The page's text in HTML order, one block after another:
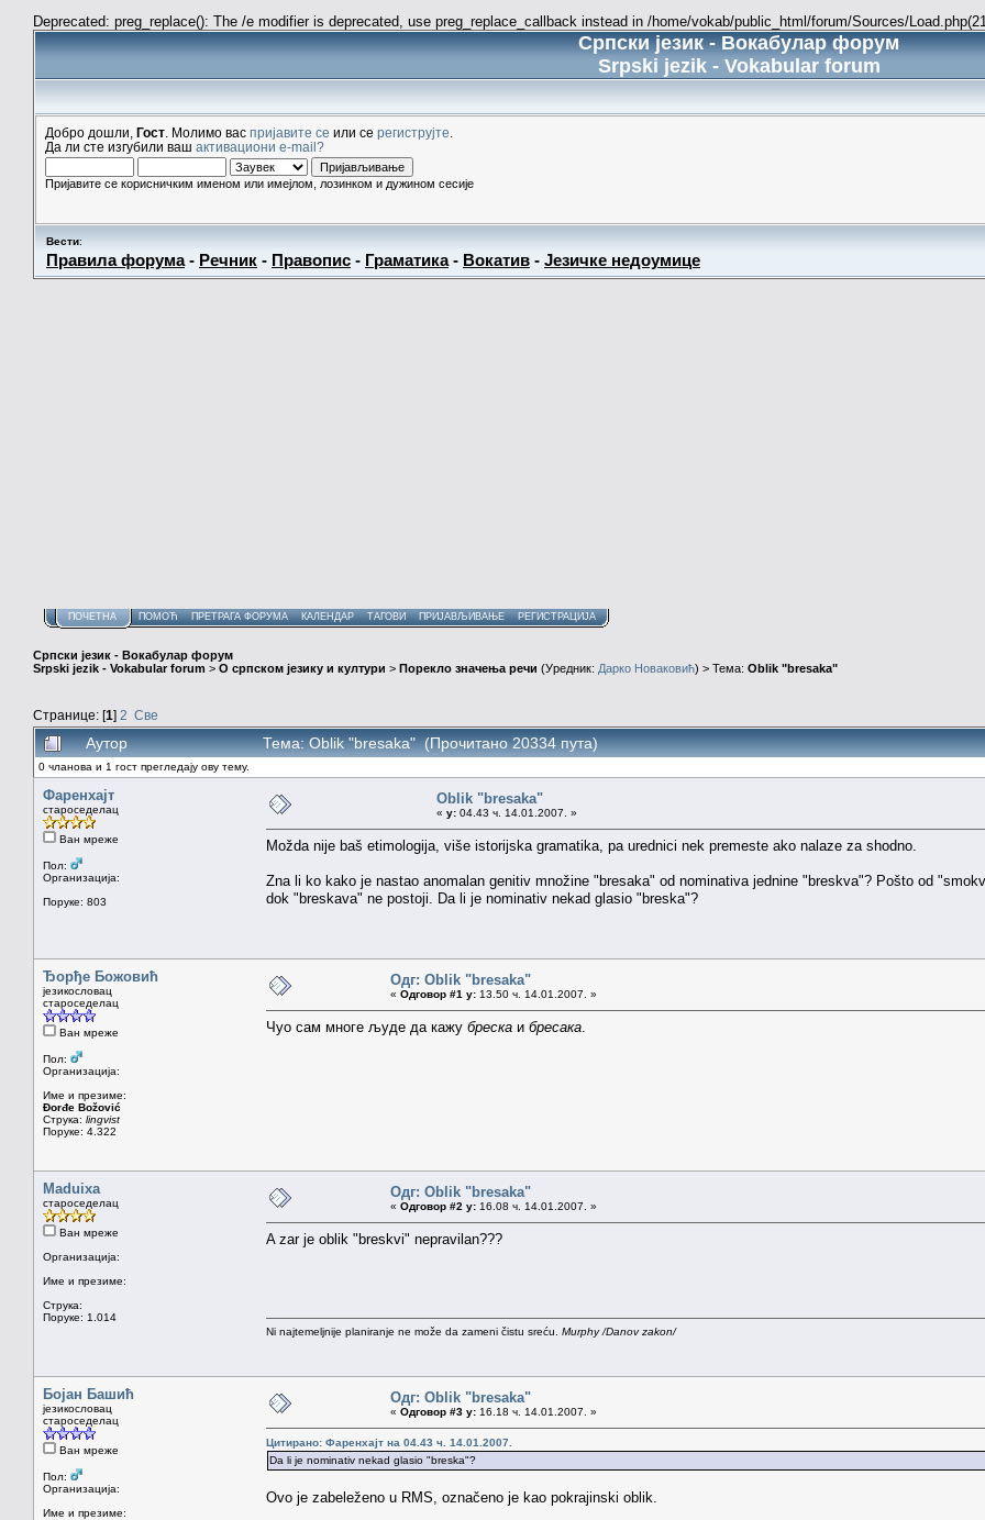
Deprecated: preg_replace(): The /e modifier is deprecated, use preg_replace_callback instead in /home/vokab/public_html/forum/Sources/
Српски језик - Вокабулар форум
Srpski jezik - Vokabular forum
Добро дошли, Гост . Молимо вас пријавите се или се региструјте
Да ли сте изгубили ваш активациони e-mail?
Пријавите се корисничким именом или имејлом, лозинком и дужином сесије
Вести:
Правила форума- Речник - Правопис - Граматика- Вокатив - Језичке недоумице
ПОЧЕТНА ПОМОЋ ПРЕТРАГА ФОРУМА КАЛЕНДАР ТАГОВИ ПРИЈАВЉИВАЊЕ РЕГИСТРАЦИЈА
Српски језик - Вокабулар форум
Srpski jezik - Vokabular forum > О српском језику и култури > Порекло значења речи (Уредник: Дарко Новаковић) > Тема: Oblik "bresaka"
Странице: [1] 2 Све
Аутор Тема: Oblik "bresaka" (Прочитано 20334 пута)
0 чланова и 1 гост прегледају ову тему.
Фаренхајт
староседелац
Ван мреже
Пол:
Организација:
Поруке: 803
Oblik "bresaka"
« у: 04.43 ч. 14.01.2007. »
Možda nije baš etimologija, više istorijska gramatika, pa urednici nek premeste ako nalaze za shodno.
Zna li ko kako je nastao anomalan genitiv množine "bresaka" od nominativa jednine "breskva"? Pošto od
dok "breskava" ne postoji. Da li je nominativ nekad glasio "breska"?
Ђорђе Божовић
језикословац
староседелац
Ван мреже
Пол:
Организација:
Име и презиме:
Đorđe Božović
Струка: lingvist
Поруке: 4.322
Одг: Oblik "bresaka"
« Одговор #1 у: 13.50 ч. 14.01.2007. »
Чуо сам многе људе да кажу бреска и бресака
Maduixa
староседелац
Ван мреже
Организација:
Име и презиме:
Струка:
Поруке: 1.014
Одг: Oblik "bresaka"
« Одговор #2 у: 16.08 ч. 14.01.2007. »
A zar je oblik "breskvi" nepravilan???
Ni najtemeljnije planiranje ne može da zameni čistu sreću. Murphy /Danov zakon/
Бојан Башић
језикословац
староседелац
Ван мреже
Пол:
Организација:
Име и презиме:
Одг: Oblik "bresaka"
« Одговор #3 у: 16.18 ч. 14.01.2007. »
Цитирано: Фаренхајт на 04.43 ч. 14.01.2007.
Da li je nominativ nekad glasio "breska"?
Ovo je zabeleženo u RMS, označeno je kao pokrajinski oblik.